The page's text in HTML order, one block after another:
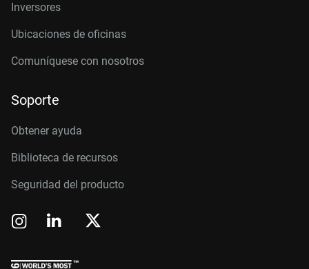
Inversores
Ubicaciones de oficinas
Comuníquese con nosotros
Soporte
Obtener ayuda
Biblioteca de recursos
Seguridad del producto